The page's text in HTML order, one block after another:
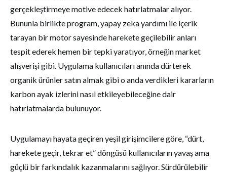
gerçekleştirmeye motive edecek hatırlatmalar alıyor.
Bununla birlikte program, yapay zeka yardımı ile içerik
tarayan bir motor sayesinde harekete geçilebilir anları
tespit ederek hemen bir tepki yaratıyor, örneğin market
alışverişi gibi. Uygulama kullanıcıları anında dürterek
organik ürünler satın almak gibi o anda verdikleri kararların
karbon ayak izlerini nasıl etkileyebileceğine dair
hatırlatmalarda bulunuyor.
Uygulamayı hayata geçiren yeşil girişimcilere göre, “dürt,
harekete geçir, tekrar et” döngüsü kullanıcıların yavaş ama
güçlü bir farkındalık kazanmalarını sağlıyor. Sürdürülebilir